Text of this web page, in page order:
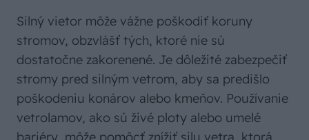
Silný vietor môže vážne poškodiť koruny
stromov, obzvlášť tých, ktoré nie sú
dostatočne zakorenené. Je dôležité zabezpečiť
stromy pred silným vetrom, aby sa predišlo
poškodeniu konárov alebo kmeňov. Používanie
vetrolamov, ako sú živé ploty alebo umelé
bariéry, môže pomôcť znížiť silu vetra, ktorá